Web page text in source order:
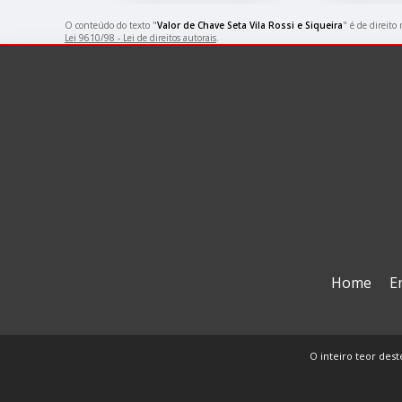
O conteúdo do texto "Valor de Chave Seta Vila Rossi e Siqueira" é de direito
Lei 9610/98 - Lei de direitos autorais.
Home
O inteiro teor